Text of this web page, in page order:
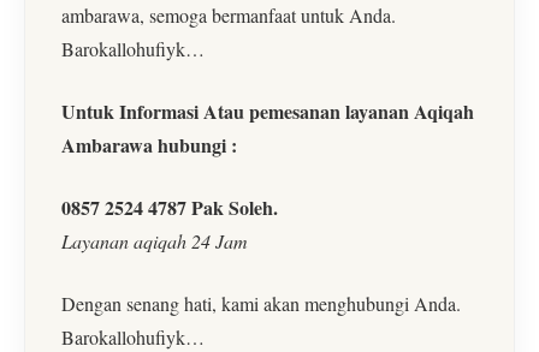
ambarawa, semoga bermanfaat untuk Anda.
Barokallohufiyk…
Untuk Informasi Atau pemesanan layanan Aqiqah
Ambarawa hubungi :
0857 2524 4787 Pak Soleh.
Layanan aqiqah 24 Jam
Dengan senang hati, kami akan menghubungi Anda.
Barokallohufiyk…